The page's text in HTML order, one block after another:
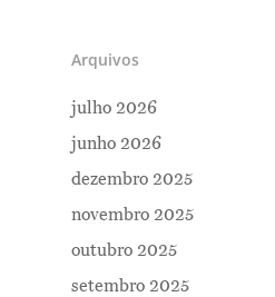
Arquivos
julho 2026
junho 2026
dezembro 2025
novembro 2025
outubro 2025
setembro 2025